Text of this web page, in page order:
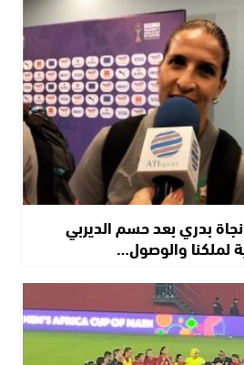
السيدات 2026- نجاة بدري بعد حسم الديربي
لملكنا والوصول…